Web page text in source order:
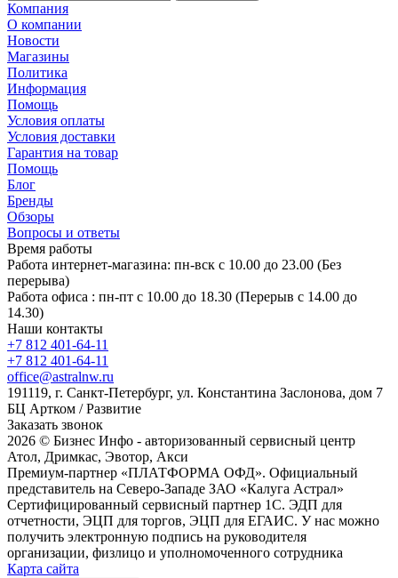
Компания
О компании
Новости
Магазины
Политика
Информация
Помощь
Условия оплаты
Условия доставки
Гарантия на товар
Помощь
Блог
Бренды
Обзоры
Вопросы и ответы
Время работы
Работа интернет-магазина: пн-вск с 10.00 до 23.00 (Без
перерыва)
Работа офиса : пн-пт с 10.00 до 18.30 (Перерыв с 14.00 до
14.30)
Наши контакты
+7 812 401-64-11
+7 812 401-64-11
office@astralnw.ru
191119, г. Санкт-Петербург, ул. Константина Заслонова, дом 7
БЦ Артком / Развитие
Заказать звонок
2026 © Бизнес Инфо - авторизованный сервисный центр
Атол, Дримкас, Эвотор, Акси
Премиум-партнер «ПЛАТФОРМА ОФД». Официальный
представитель на Северо-Западе ЗАО «Калуга Астрал»
Сертифицированный сервисный партнер 1C. ЭДП для
отчетности, ЭЦП для торгов, ЭЦП для ЕГАИС. У нас можно
получить электронную подпись на руководителя
организации, физлицо и уполномоченного сотрудника
Карта сайта